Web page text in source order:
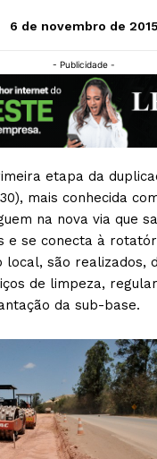
6 de novembro de 2015
- Publicidade -
etapa da
mais conhecida
na nova via que
e se conecta à
local, são realizados,
de limpeza,
da sub-base.